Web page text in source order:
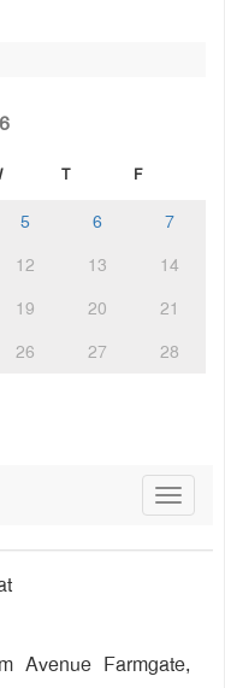
T F
5 6
7
12 13
14
19 20
21
26 27
28
Toggle
Avenue Farmgate,